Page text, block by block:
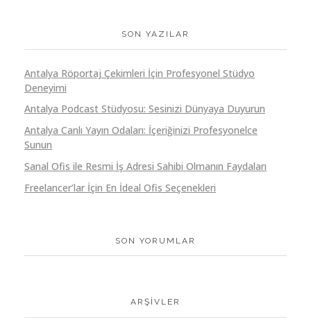
SON YAZILAR
Antalya Röportaj Çekimleri İçin Profesyonel Stüdyo
Deneyimi
Antalya Podcast Stüdyosu: Sesinizi Dünyaya Duyurun
Antalya Canlı Yayın Odaları: İçeriğinizi Profesyonelce
Sunun
Sanal Ofis ile Resmi İş Adresi Sahibi Olmanın Faydaları
Freelancer’lar İçin En İdeal Ofis Seçenekleri
SON YORUMLAR
ARŞIVLER